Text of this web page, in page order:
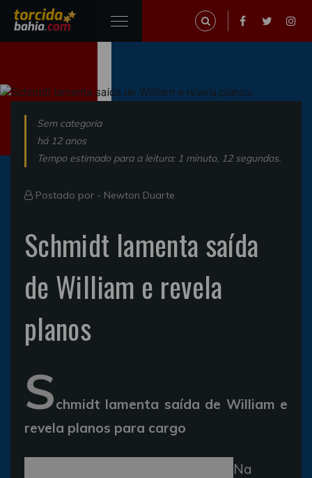
Sem categoria
há 12 anos
Tempo estimado para a leitura: 1 minuto, 12 segundos.
Postado por - Newton Duarte
Schmidt lamenta saída
de William e revela
planos
Schmidt lamenta saída de William e
revela planos para cargo
Na